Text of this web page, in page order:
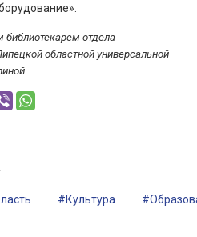
библиотекарем отдела
областной универсальной
#Культура